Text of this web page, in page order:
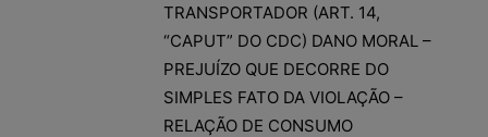
TRANSPORTADOR (ART. 14,
“CAPUT” DO CDC) DANO MORAL –
PREJUÍZO QUE DECORRE DO
SIMPLES FATO DA VIOLAÇÃO –
RELAÇÃO DE CONSUMO